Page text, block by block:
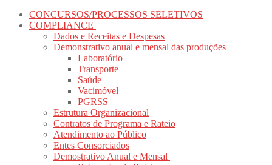
CONCURSOS/PROCESSOS SELETIVOS
COMPLIANCE
Dados e Receitas e Despesas
Demonstrativo anual e mensal das produções
Laboratório
Transporte
Saúde
Vacimóvel
PGRSS
Estrutura Organizacional
Contratos de Programa e Rateio
Atendimento ao Público
Entes Consorciados
Demostrativo Anual e Mensal